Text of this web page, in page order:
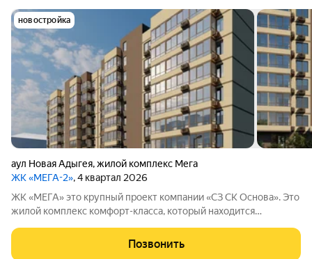
новостройка
аул Новая Адыгея,жилой комплекс Мега
ЖК «МЕГА-2», 4 квартал 2026
ЖК «МЕГА» это крупный проект компании «СЗ СК Основа». Это
жилой комплекс комфорт-класса, который находится
Позвонить